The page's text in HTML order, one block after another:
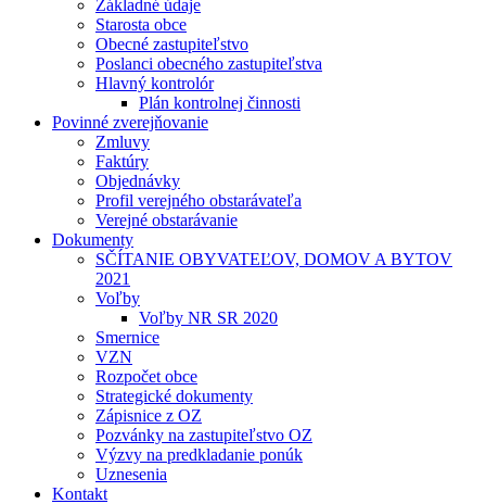
Základné údaje
Starosta obce
Obecné zastupiteľstvo
Poslanci obecného zastupiteľstva
Hlavný kontrolór
Plán kontrolnej činnosti
Povinné zverejňovanie
Zmluvy
Faktúry
Objednávky
Profil verejného obstarávateľa
Verejné obstarávanie
Dokumenty
SČÍTANIE OBYVATEĽOV, DOMOV A BYTOV
2021
Voľby
Voľby NR SR 2020
Smernice
VZN
Rozpočet obce
Strategické dokumenty
Zápisnice z OZ
Pozvánky na zastupiteľstvo OZ
Výzvy na predkladanie ponúk
Uznesenia
Kontakt